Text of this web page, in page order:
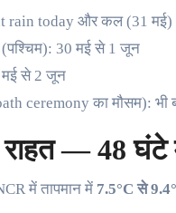
rain today और कल (31 मई)
30 मई से 1 जून
मई से 2 जून
ceremony का मौसम): भी
— 48 घंटे में
में तापमान में 7.5°C से